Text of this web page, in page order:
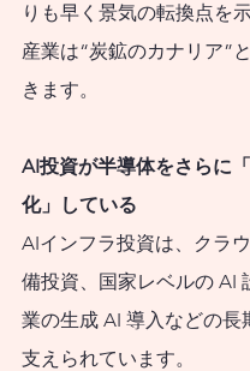
きことは何か
的に示しま
す。
よび投資信託
社に42年間勤務
退職後は日本
協会の金融・
ンストラクタ
りも早く景気の転換点を
産業は“炭鉱のカナリア”
きます。
AI投資が半導体をさらに
化」している
AIインフラ投資は、クラ
備投資、国家レベルの AI
業の生成 AI 導入などの長
支えられています。